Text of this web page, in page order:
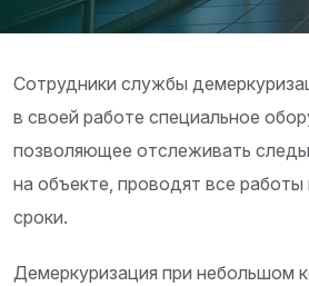
Сотрудники службы
в своей работе специальное
позволяющее отслеживать
на объекте, проводят все
сроки.
Демеркуризация при небольшом